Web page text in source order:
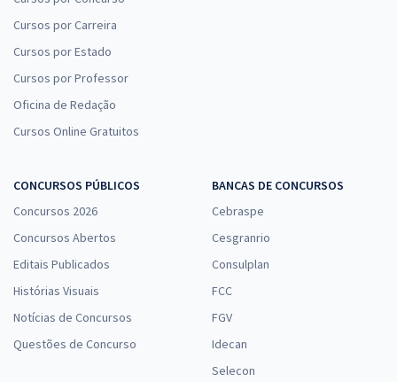
Cursos por Carreira
Cursos por Estado
Cursos por Professor
Oficina de Redação
Cursos Online Gratuitos
CONCURSOS PÚBLICOS
Concursos 2026
Concursos Abertos
Editais Publicados
Histórias Visuais
Notícias de Concursos
Questões de Concurso
BANCAS DE CONCURSOS
Cebraspe
Cesgranrio
Consulplan
FCC
FGV
Idecan
Selecon